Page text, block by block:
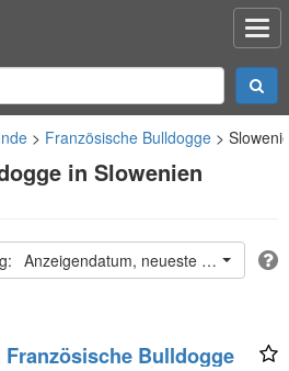
Französische Bulldogge
in Slowenien
Anzeigendatum, neueste oben
Bulldogge